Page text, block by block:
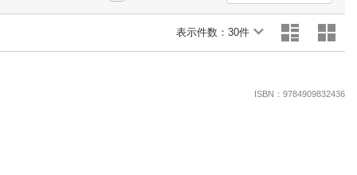
楽天TV
動画配信ガイド
表示件数： 30件
ISBN：9784909832436